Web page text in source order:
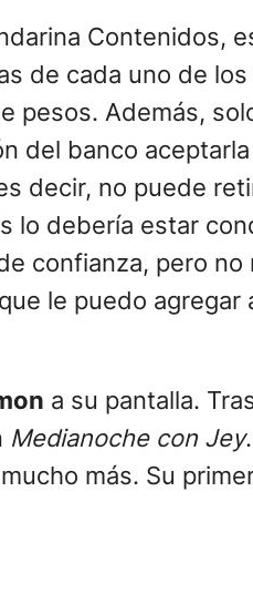
Contenidos,
de cada uno de
Además,
del banco
decir, no puede
lo debería estar
confianza, pero
le puedo agregar
a su pantalla.
Medianoche con Jey
más. Su